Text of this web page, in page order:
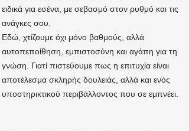
ειδικά για εσένα, με σεβασμό στον ρυθμό και τις
ανάγκες σου.
Εδώ, χτίζουμε όχι μόνο βαθμούς, αλλά
αυτοπεποίθηση, εμπιστοσύνη και αγάπη για τη
γνώση. Γιατί πιστεύουμε πως η επιτυχία είναι
αποτέλεσμα σκληρής δουλειάς, αλλά και ενός
υποστηρικτικού περιβάλλοντος που σε εμπνέει.